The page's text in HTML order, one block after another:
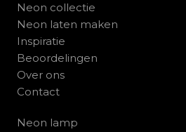
Neon collectie
Neon laten maken
Inspiratie
Beoordelingen
Over ons
Contact
Neon lamp